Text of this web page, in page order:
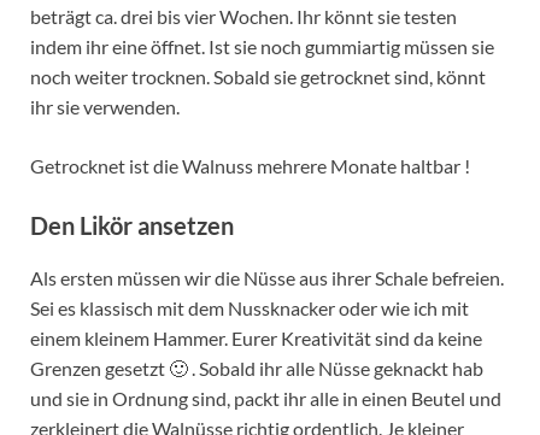
beträgt ca. drei bis vier Wochen. Ihr könnt sie testen
indem ihr eine öffnet. Ist sie noch gummiartig müssen sie
noch weiter trocknen. Sobald sie getrocknet sind, könnt
ihr sie verwenden.
Getrocknet ist die Walnuss mehrere Monate haltbar !
Den Likör ansetzen
Als ersten müssen wir die Nüsse aus ihrer Schale befreien.
Sei es klassisch mit dem Nussknacker oder wie ich mit
einem kleinem Hammer. Eurer Kreativität sind da keine
Grenzen gesetzt 🙂 . Sobald ihr alle Nüsse geknackt hab
und sie in Ordnung sind, packt ihr alle in einen Beutel und
zerkleinert die Walnüsse richtig ordentlich. Je kleiner